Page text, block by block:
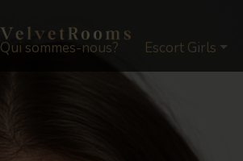
Qui sommes-nous?
Escort Girls